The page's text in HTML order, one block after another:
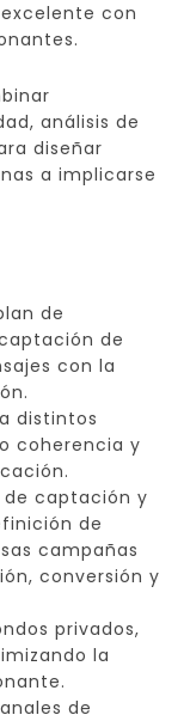
con
análisis de
diseñar
a implicarse
de
de
con la
distintos
coherencia y
de captación y
de
campañas
conversión y
privados,
la
de